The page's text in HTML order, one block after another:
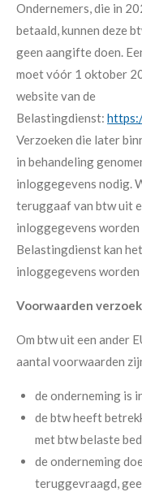
Ondernemers, die in
betaald, kunnen deze
geen aangifte doen.
moet vóór 1 oktober
website van de
Belastingdienst:
Verzoeken die later
in behandeling
inloggegevens nodig.
teruggaaf van btw uit
inloggegevens
Belastingdienst kan
inloggegevens
Voorwaarden
Om btw uit een ander
aantal voorwaarden
de onderneming is
de btw heeft
met btw belaste
de onderneming
teruggevraagd,